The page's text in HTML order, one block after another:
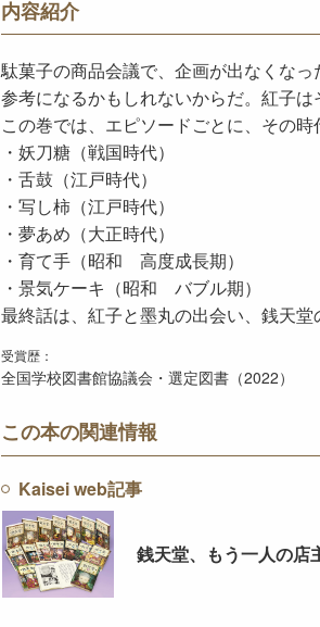
内容紹介
駄菓子の商品会議で、企画が出なくな
参考になるかもしれないからだ。紅子
この巻では、エピソードごとに、その時
・妖刀糖（戦国時代）
・舌鼓（江戸時代）
・写し柿（江戸時代）
・夢あめ（大正時代）
・育て手（昭和 高度成長期）
・景気ケーキ（昭和 バブル期）
最終話は、紅子と墨丸の出会い、銭天堂
受賞歴：
全国学校図書館協議会・選定図書（2022）
この本の関連情報
Kaisei web記事
銭天堂、もう一人の店